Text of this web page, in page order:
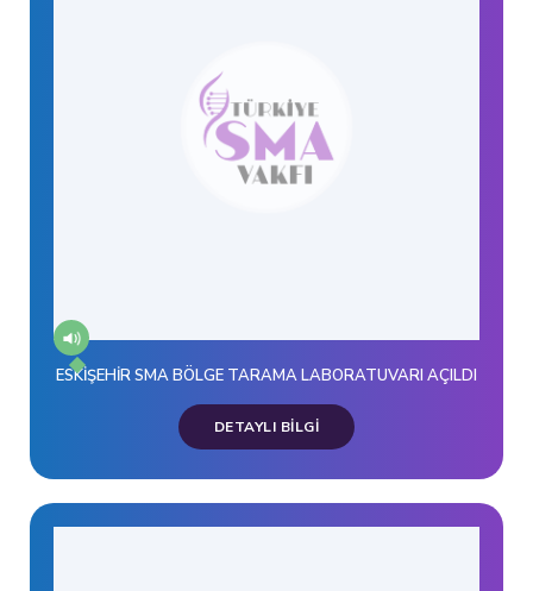
ESKİŞEHİR SMA BÖLGE TARAMA LABORATUVARI AÇILDI